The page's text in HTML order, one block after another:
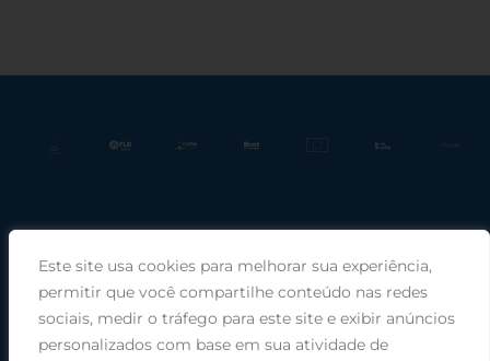
Este site usa cookies para melhorar sua experiência,
permitir que você compartilhe conteúdo nas redes
sociais, medir o tráfego para este site e exibir anúncios
personalizados com base em sua atividade de
Praça Rui Barbosa, 220, sala 66, Porto Alegre, RS, 90030-100 |
Telefone: (51) 99949-1120